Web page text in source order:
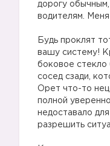
дорогу
водителям.
Будь проклят
вашу систему!
боковое
сосед сзади,
Орет что-то
полной
недоставало
разрешить